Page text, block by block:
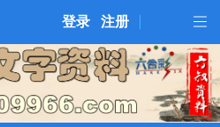
登录 注册